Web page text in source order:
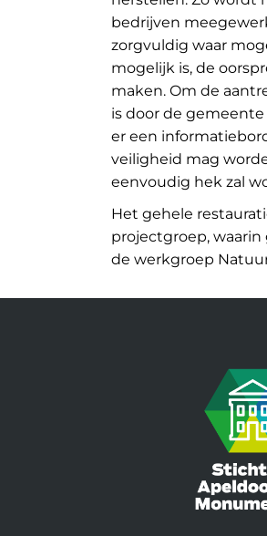
bedrijven
zorgvuldig waar
mogelijk is, de
maken. Om de
is door de
er een
veiligheid mag
eenvoudig hek zal
Het gehele
projectgroep, waarin
de werkgroep